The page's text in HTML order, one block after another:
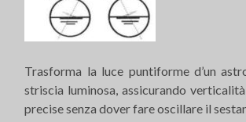
Trasforma la luce puntiforme d’un
striscia luminosa, assicurando
precise senza dover fare oscillare il